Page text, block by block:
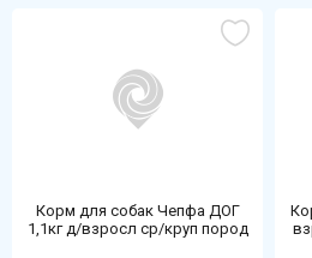
Корм для собак Чепфа ДОГ
1,1кг д/взросл ср/круп пород